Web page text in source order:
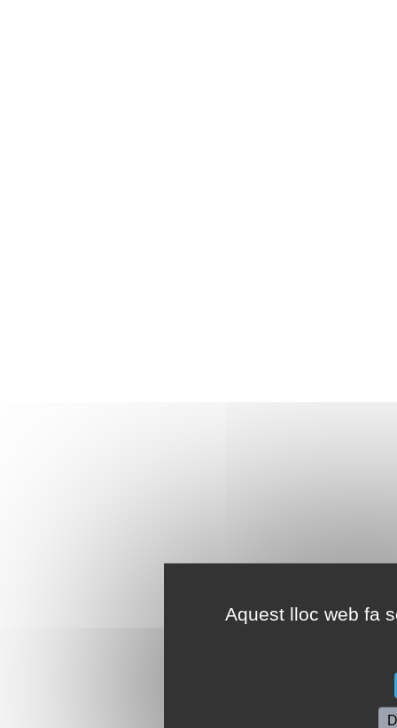
Aquest lloc web fa